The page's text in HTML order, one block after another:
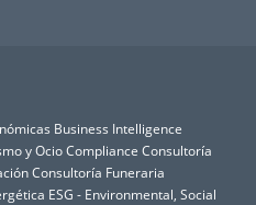
Business Intelligence
y OcioCompliance Consultoría
Consultoría Funeraria
ESG - Environmental, Social